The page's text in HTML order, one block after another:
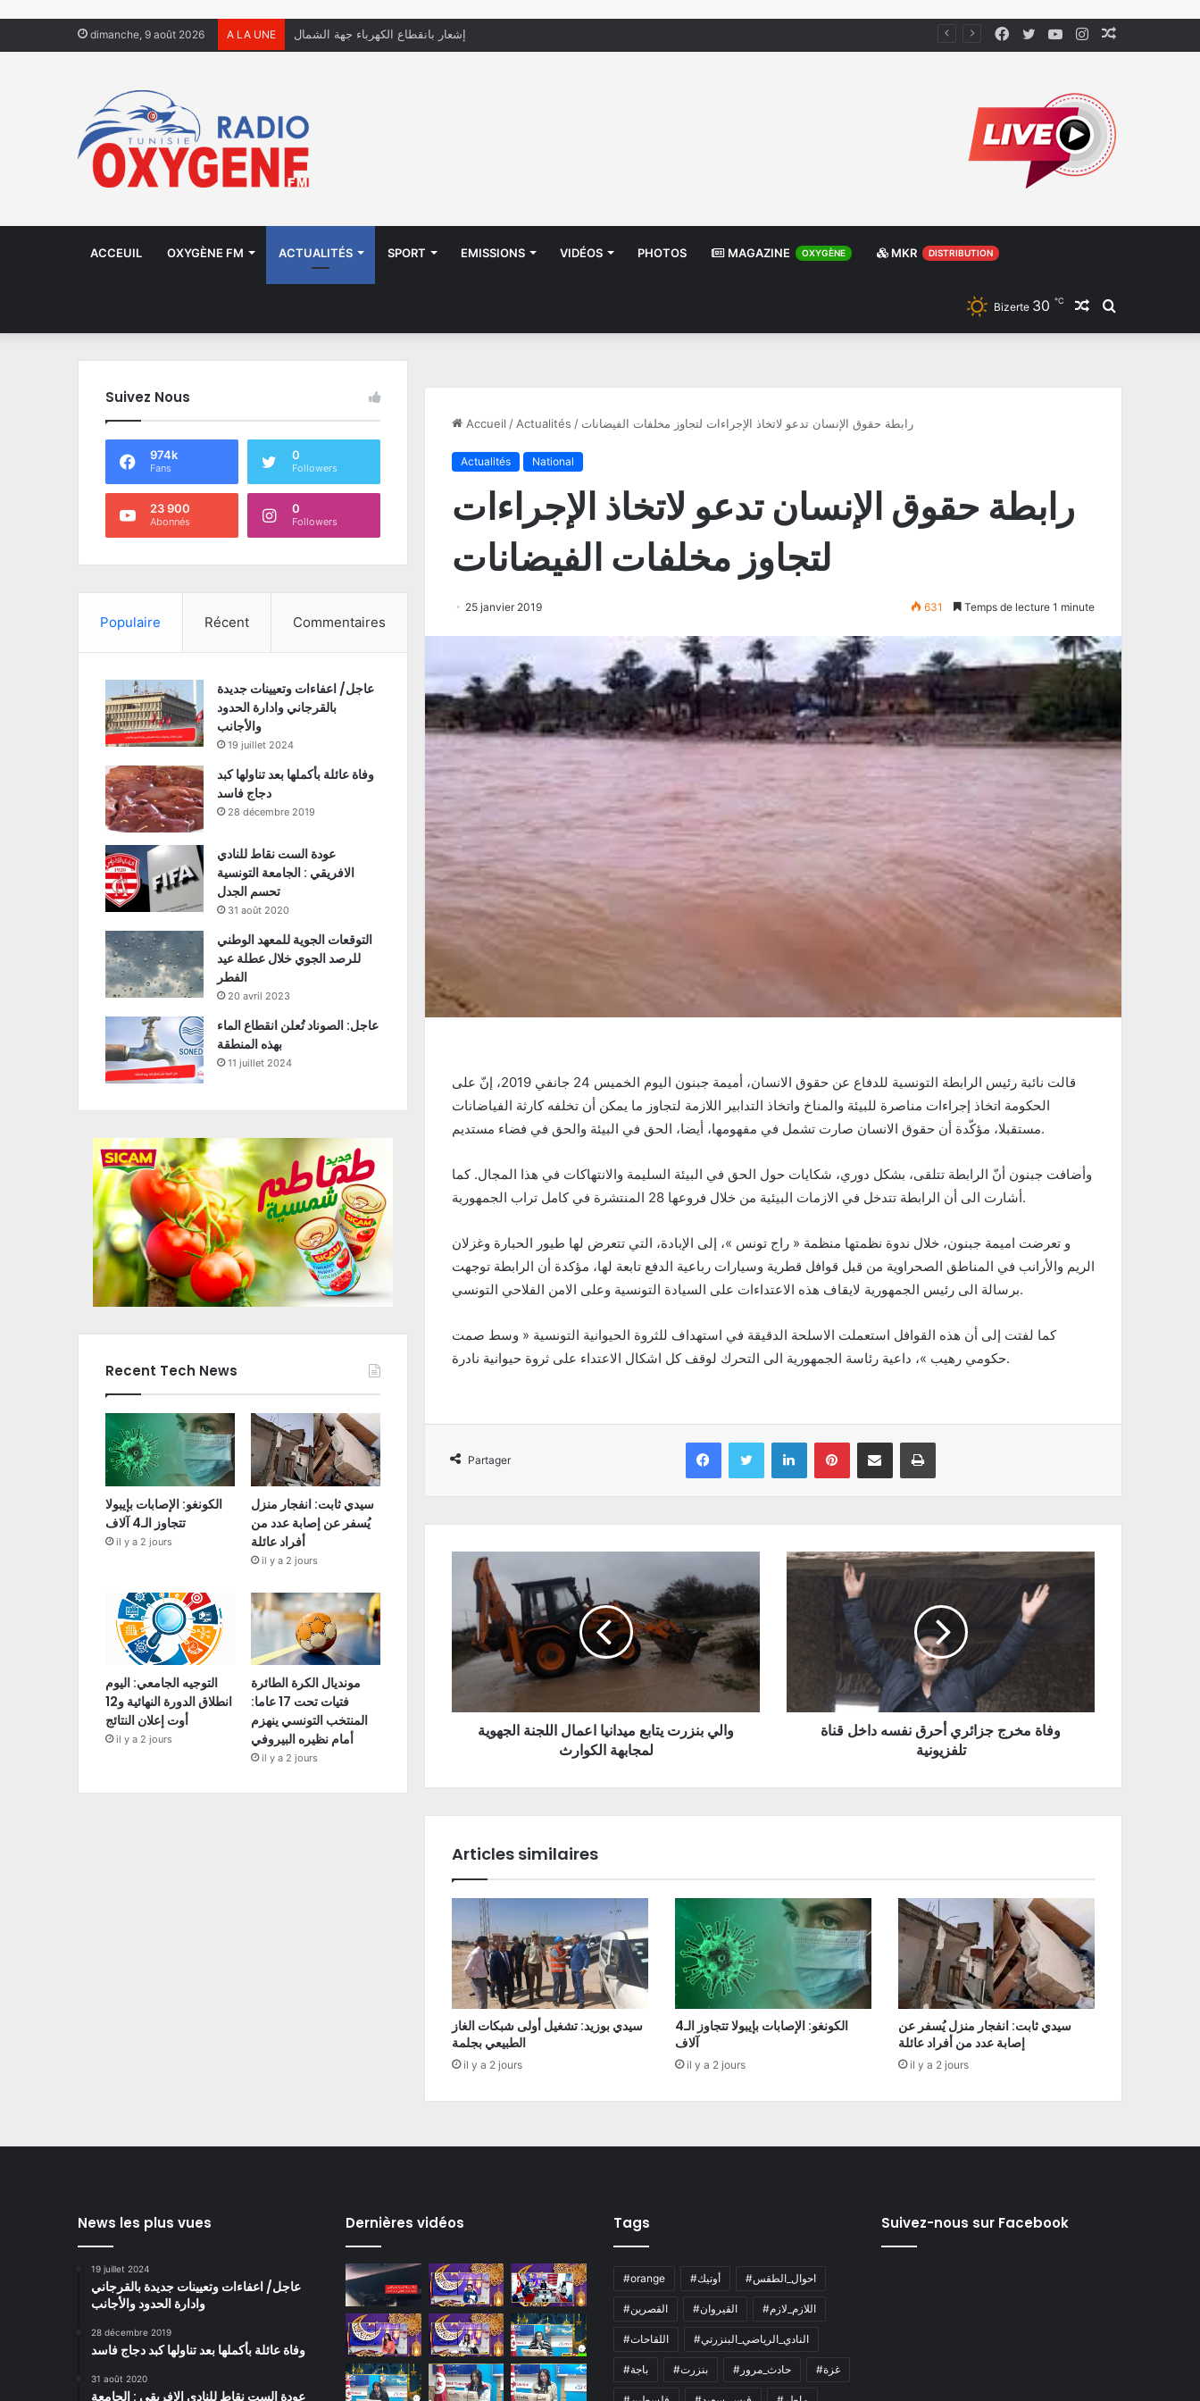
dimanche, 9 août 2026 A LA UNE منظّمة تدعو السلطات إلى التدخل بعد تداول صور أطفال يعيشون في الشوارع Instagram
YouTube
Twitter
Facebook
ACCEUIL OXYGÈNE FM ACTUALITÉS SPORT EMISSIONS VIDÉOS PHOTOS MAGAZINE OXYGÈNE MKR DISTRIBUTION
Rechercher
Article
Bizerte 30 ℃
Accueil / Actualités / رابطة حقوق الإنسان تدعو لاتخاذ الإجراءات لتجاوز مخلفات الفيضانات
Actualités National
رابطة حقوق الإنسان تدعو لاتخاذ الإجراءات
لتجاوز مخلفات الفيضانات
25 janvier 2019 631 Temps de lecture 1 minute
قالت نائبة رئيس الرابطة التونسية للدفاع عن حقوق الانسان، أميمة جبنون اليوم الخميس 24 جانفي 2019، إنّ على
الحكومة اتخاذ إجراءات مناصرة للبيئة والمناخ واتخاذ التدابير اللازمة لتجاوز ما يمكن أن تخلفه كارثة الفياضانات
مستقبلا، مؤكّدة أن حقوق الانسان صارت تشمل في مفهومها، أيضا، الحق في البيئة والحق في فضاء مستديم.
وأضافت جبنون أنّ الرابطة تتلقى، بشكل دوري، شكايات حول الحق في البيئة السليمة والانتهاكات في هذا المجال. كما
أشارت الى أن الرابطة تتدخل في الازمات البيئية من خلال فروعها 28 المنتشرة في كامل تراب الجمهورية.
و تعرضت اميمة جبنون، خلال ندوة نظمتها منظمة « راج تونس »، إلى الإبادة، التي تتعرض لها طيور الحبارة وغزلان
الريم والأرانب في المناطق الصحراوية من قبل قوافل قطرية وسيارات رباعية الدفع تابعة لها، مؤكدة أن الرابطة توجهت
برسالة الى رئيس الجمهورية لايقاف هذه الاعتداءات على السيادة التونسية وعلى الامن الفلاحي التونسي.
كما لفتت إلى أن هذه القوافل استعملت الاسلحة الدقيقة في استهداف للثروة الحيوانية التونسية « وسط صمت
حكومي رهيب »، داعية رئاسة الجمهورية الى التحرك لوقف كل اشكال الاعتداء على ثروة حيوانية نادرة.
Partager
Facebook Twitter Linkedin Pinterest Partager par email Imprimer
والي بنزرت يتابع ميدانيا اعمال اللجنة الجهوية
لمجابهة الكوارث
وفاة مخرج جزائري أحرق نفسه داخل قناة
تلفزيونية
Articles similaires
سيدي بوزيد: تشغيل أولى شبكات الغاز
الطبيعي بجلمة
il y a 2 jours
الكونغو: الإصابات بإيبولا تتجاوز الـ4
آلاف
il y a 2 jours
سيدي ثابت: انفجار منزل يُسفر عن
إصابة عدد من أفراد عائلة
il y a 2 jours
Suivez Nous
974k
Fans
0
Followers
23 900
Abonnés
0
Followers
Populaire Récent Commentaires
عاجل/ اعفاءات وتعيينات جديدة
بالقرجاني وادارة الحدود
والأجانب
19 juillet 2024
وفاة عائلة بأكملها بعد تناولها كبد
دجاج فاسد
28 décembre 2019
عودة الست نقاط للنادي
الافريقي : الجامعة التونسية
تحسم الجدل
31 août 2020
التوقعات الجوية للمعهد الوطني
للرصد الجوي خلال عطلة عيد
الفطر
20 avril 2023
عاجل: الصوناد تُعلن انقطاع الماء
بهذه المنطقة
11 juillet 2024
Recent Tech News
الكونغو: الإصابات بإيبولا
تتجاوز الـ4 آلاف
il y a 2 jours
سيدي ثابت: انفجار منزل
يُسفر عن إصابة عدد من
أفراد عائلة
il y a 2 jours
التوجيه الجامعي: اليوم
انطلاق الدورة النهائية و12
أوت إعلان النتائج
il y a 2 jours
مونديال الكرة الطائرة
فتيات تحت 17 عاما:
المنتخب التونسي ينهزم
أمام نظيره البيروفي
il y a 2 jours
News les plus vues
19 juillet 2024
عاجل/ اعفاءات وتعيينات جديدة بالقرجاني
وادارة الحدود والأجانب
28 décembre 2019
وفاة عائلة بأكملها بعد تناولها كبد دجاج فاسد
31 août 2020
عودة الست نقاط للنادي الافريقي : الجامعة
Dernières vidéos Tags
#orange #أوتيك #احوال_الطقس
#القصرين #القيروان #اللازم_لازم
#اللقاحات #النادي_الرياضي_البنزرتي
#باجة #بنزرت #حادث_مرور #غزة
Suivez-nous sur Facebook